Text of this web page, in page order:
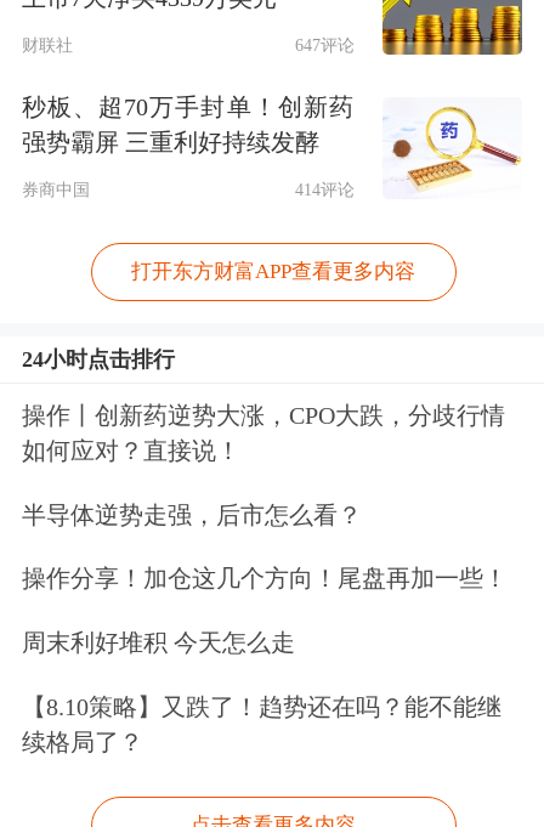
财联社 647评论
秒板、超70万手封单！创新药
强势霸屏 三重利好持续发酵
券商中国 414评论
打开东方财富APP查看更多内容
24小时点击排行
操作丨创新药逆势大涨，CPO大跌，分歧行情
如何应对？直接说！
半导体逆势走强，后市怎么看？
操作分享！加仓这几个方向！尾盘再加一些！
周末利好堆积 今天怎么走
【8.10策略】又跌了！趋势还在吗？能不能继
续格局了？